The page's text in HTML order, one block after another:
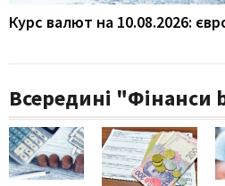
Курс валют на 10.08.2026:
Всередині